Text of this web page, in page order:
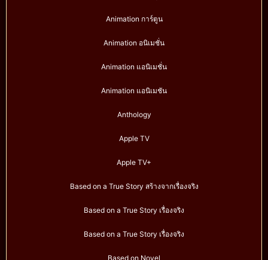
Animation การ์ตูน
Animation อนิเมชั่น
Animation แอนิเมชั่น
Animation แอนิเมชัน
Anthology
Apple TV
Apple TV+
Based on a True Story สร้างจากเรื่องจริง
Based on a True Story เรื่องจริง
Based on a True Story เรื่องจริง
Based on Novel